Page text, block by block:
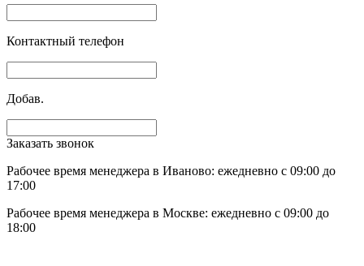
Контактный телефон
Добав.
Заказать звонок
Рабочее время менеджера в Иваново: ежедневно с 09:00 до
17:00
Рабочее время менеджера в Москве: ежедневно с 09:00 до
18:00